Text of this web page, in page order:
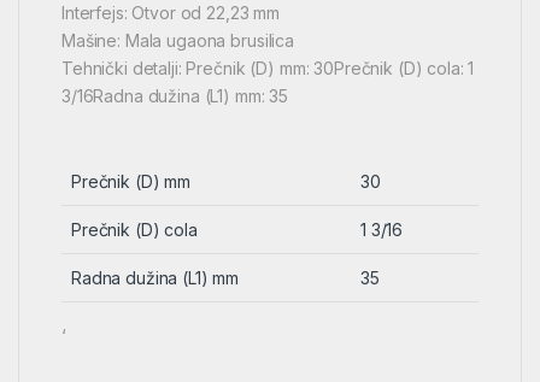
Interfejs: Otvor od 22,23 mm
Mašine: Mala ugaona brusilica
Tehnički detalji: Prečnik (D) mm: 30Prečnik (D) cola: 1
3/16Radna dužina (L1) mm: 35
Prečnik (D) mm 30
Prečnik (D) cola 1 3/16
Radna dužina (L1) mm 35
‘